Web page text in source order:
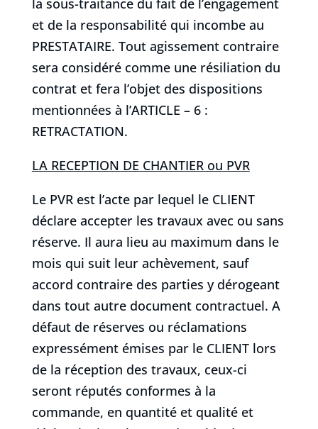
la sous-traitance du fait de l’engagement
et de la responsabilité qui incombe au
PRESTATAIRE. Tout agissement contraire
sera considéré comme une résiliation du
contrat et fera l’objet des dispositions
mentionnées à l’ARTICLE – 6 :
RETRACTATION.
LA RECEPTION DE CHANTIER ou PVR
Le PVR est l’acte par lequel le CLIENT
déclare accepter les travaux avec ou sans
réserve. Il aura lieu au maximum dans le
mois qui suit leur achèvement, sauf
accord contraire des parties y dérogeant
dans tout autre document contractuel. A
défaut de réserves ou réclamations
expressément émises par le CLIENT lors
de la réception des travaux, ceux-ci
seront réputés conformes à la
commande, en quantité et qualité et